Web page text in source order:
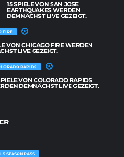
15 SPIELE VON SAN JOSE
EARTHQUAKES WERDEN
DEMNÄCHST LIVE GEZEIGT.
FIRE
VON CHICAGO FIRE WERDEN
LIVE GEZEIGT.
RAPIDS
VON COLORADO RAPIDS
DEMNÄCHST LIVE GEZEIGT.
SEASON PASS